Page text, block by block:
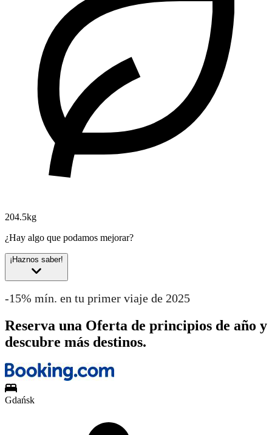
204.5kg
¿Hay algo que podamos mejorar?
¡Haznos saber!
-15% mín. en tu primer viaje de 2025
Reserva una Oferta de principios de año y
descubre más destinos.
Gdańsk